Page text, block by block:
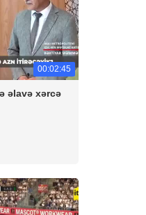
00:02:45
əlavə xərcə